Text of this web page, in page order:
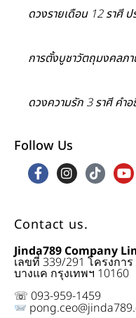
ดวงรายเดือน 12 ราศี
การตั้งบูชาวัตถุมงคลภ
ดวงความรัก 3 ราศี คำ
Follow Us
Contact us.
Jinda789 Company
เลขที่ 339/291 โครงกา
บางแค กรุงเทพฯ 10160
☏ 093-959-1459